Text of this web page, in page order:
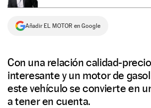
Añadir EL MOTOR en Google
Con una relación calidad-
interesante y un motor de
este vehículo se convierte en
a tener en cuenta.